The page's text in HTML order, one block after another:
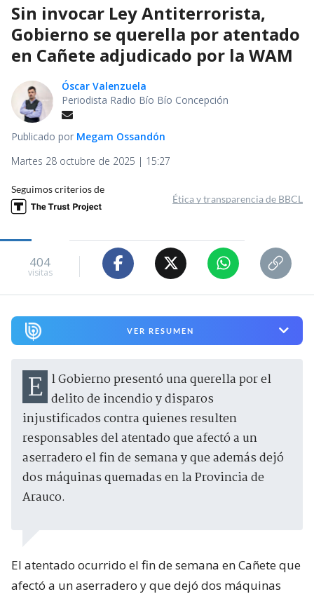
Sin invocar Ley Antiterrorista,
Gobierno se querella por atentado
en Cañete adjudicado por la WAM
Óscar Valenzuela
Periodista Radio Bío Bío Concepción
Publicado por Megam Ossandón
Martes 28 octubre de 2025 | 15:27
Seguimos criterios de
Ética y transparencia de BBCL
404
visitas
VER RESUMEN
El Gobierno presentó una querella por el delito de incendio y disparos
injustificados contra quienes resulten
responsables del atentado que afectó a un
aserradero el fin de semana y que además dejó
dos máquinas quemadas en la Provincia de
Arauco.
El atentado ocurrido el fin de semana en Cañete que
afectó a un aserradero y que dejó dos máquinas